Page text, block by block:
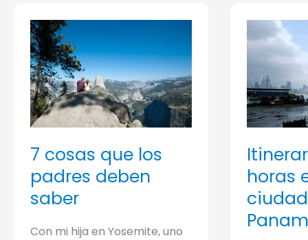
7 cosas que los
padres deben
saber
Con mi hija en Yosemite, uno
horas